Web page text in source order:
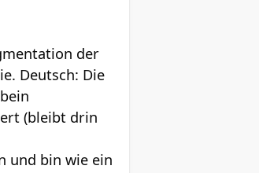
der
Deutsch: Die
(bleibt drin
und bin wie ein